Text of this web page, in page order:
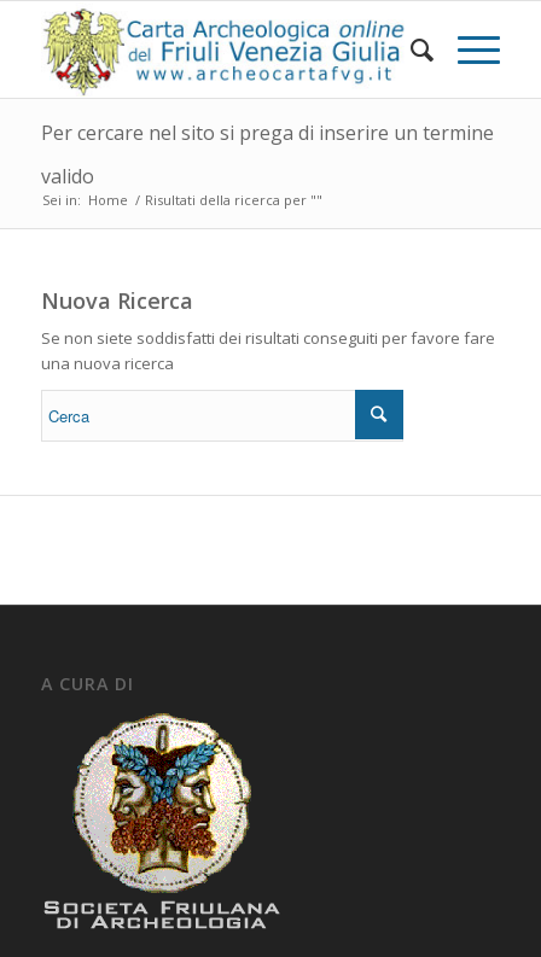
Per cercare nel sito si prega di inserire un termine
valido
Sei in: Home / Risultati della ricerca per ""
Nuova Ricerca
Se non siete soddisfatti dei risultati conseguiti per favore fare
una nuova ricerca
A CURA DI